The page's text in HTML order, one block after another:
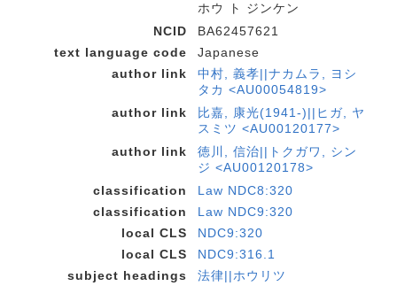
ホウ ト ジンケン
NCID
BA62457621
text language code
Japanese
author link
中村, 義孝||ナカムラ, ヨシ
タカ <AU00054819>
author link
比嘉, 康光(1941-)||ヒガ, ヤ
スミツ <AU00120177>
author link
徳川, 信治||トクガワ, シン
ジ <AU00120178>
classification
Law NDC8:320
classification
Law NDC9:320
local CLS
NDC9:320
local CLS
NDC9:316.1
subject headings
法律||ホウリツ